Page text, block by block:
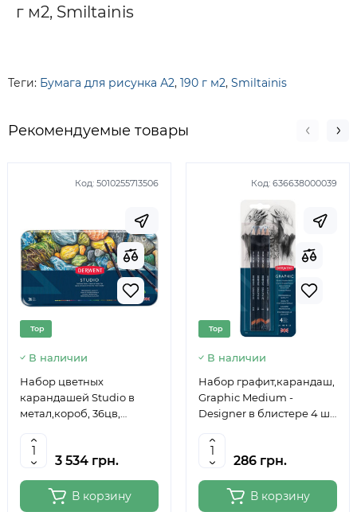
г м2, Smiltainis
Теги: Бумага для рисунка А2, 190 г м2, Smiltainis
Рекомендуемые товары
Код: 5010255713506
Top
В наличии
Набор цветных
карандашей Studio в
метал,короб, 36цв,
3 534 грн.
В корзину
Код: 636638000039
Top
В наличии
Набор графит,карандаш,
Graphic Medium -
Designer в блистере 4 шт,
286 грн.
В корзину